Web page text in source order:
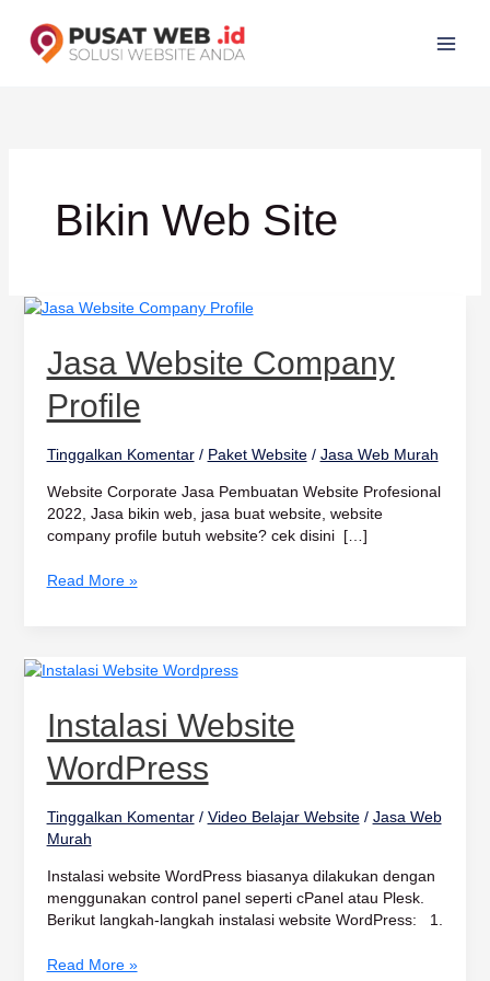
konten
Bikin Web Site
Jasa Website Company
Profile
Tinggalkan Komentar / Paket Website/ Jasa Web Murah
Website Corporate Jasa Pembuatan Website Profesional
2022, Jasa bikin web, jasa buat website, website
company profile butuh website? cek disini […]
Jasa
Company
Profile
Read More »
Instalasi Website
WordPress
Tinggalkan Komentar / Video Belajar Website/ Jasa Web
Murah
Instalasi website WordPress biasanya dilakukan dengan
menggunakan control panel seperti cPanel atau Plesk.
Berikut langkah-langkah instalasi website WordPress: 1.
Instalasi
WordPress
Read More »